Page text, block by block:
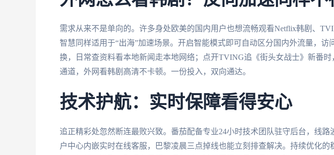
需求从来不是单向的。许多身处欧美的国内用户也想流畅观看Netflix韩剧、
智慧同样适用于“出海”加速场景。开启智能模式即可自动区分国内外流量，访
换，日常查资料看本地新闻走本地网络；点开TVING追《街头女战士》新番
通道，外网看韩剧高清不卡顿。一份投入，双向通达。
技术护航：实时保障看得安心
追正精彩处忽然断连最败兴致。番茄配备专业24小时技术团队驻守后台，线路
户中心内嵌实时在线客服，巴黎凌晨三点掉线也能立刻排查解决。持续优化的